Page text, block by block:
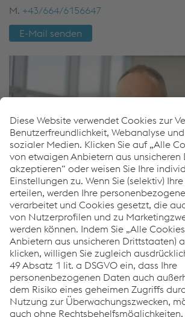
M. +43/664/6156647
E-Mail senden
Pavel Zajic
Vertrieb Straßensicherheit - International
M.+420/722/917516
E-Mail senden